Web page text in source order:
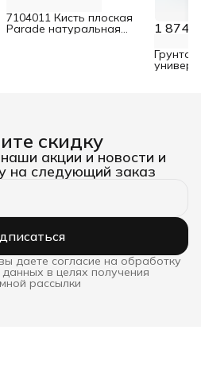
7104011 Кисть плоская
Parade натуральная 1 874 ₽
скидку
акции и новости и
на следующий заказ
даете согласие на обработку
в целях получения
рассылки